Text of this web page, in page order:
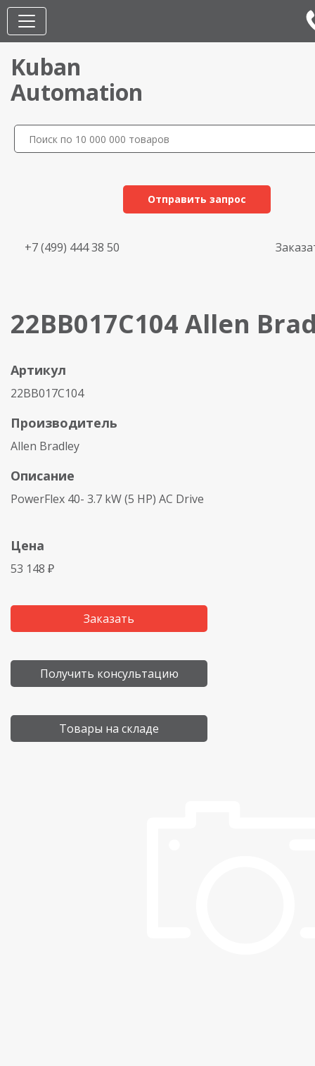
Kuban
Automation
Отправить запрос
+7 (499) 444 38 50
22BB017C104 Allen
Артикул
22BB017C104
Производитель
Allen Bradley
Описание
PowerFlex 40- 3.7 kW (5 HP) AC Drive
Цена
53 148 ₽
Заказать
Получить консультацию
Товары на складе